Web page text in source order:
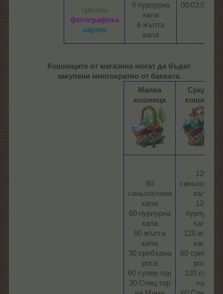
Цветна
фотографска
хартия
6 пурпурна
кала
6 жълта
кала​
00:03:00​
Кошниците от магазина могат да бъдат
закупени многократно от банката.
Малка
кошница
Средна
кошница
60
синьозелена
кала
60 пурпурна
кала
60 жълта
кала
30 сребърна
роса
60 супер тор
30 Спец.тор
120
синьозелена
кала
120
пурпурна
кала
120 жълта
кала
60 сребърна
роса
120 супер
тор